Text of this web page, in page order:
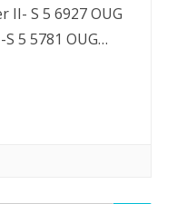
II- S 5 6927 OUG
5 5781 OUG…